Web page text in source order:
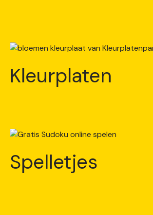
Kleurplaten
Spelletjes